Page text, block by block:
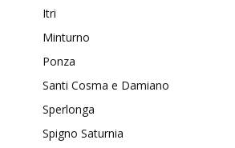
Itri
Minturno
Ponza
Santi Cosma e Damiano
Sperlonga
Spigno Saturnia